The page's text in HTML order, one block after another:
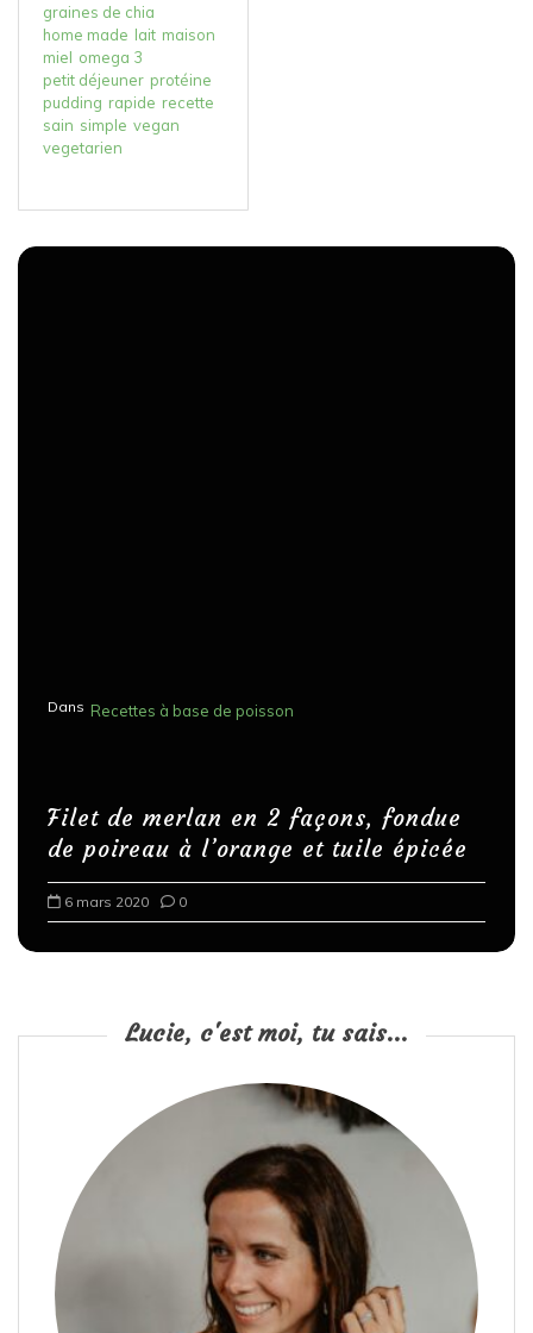
graines de chia
home made lait maison
miel omega 3
petit déjeuner protéine
pudding rapide recette
sain simple vegan
vegetarien
Dans Recettes à base de poisson
Filet de merlan en 2 façons, fondue
de poireau à l’orange et tuile épicée
6 mars 2020 0
Lucie, c'est moi, tu sais...